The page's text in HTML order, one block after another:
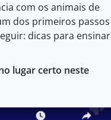
com os animais de
dos primeiros passos
dicas para ensinar
lugar certo neste